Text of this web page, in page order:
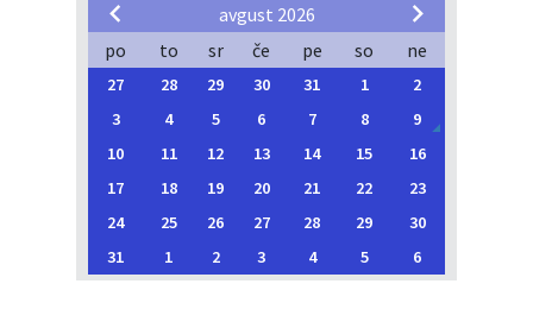
avgust 2026
po
to sr če pe so ne
27 28 29 30 31 1
2
3
4 5 6 7 8
9
10
11 12 13 14 15
16
17
18 19 20 21 22
23
24
25 26 27 28 29
30
31
1 2 3 4 5 6